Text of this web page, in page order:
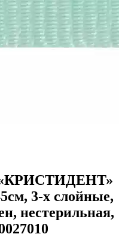
«КРИСТИДЕНТ»
3-х слойные,
нестерильная,